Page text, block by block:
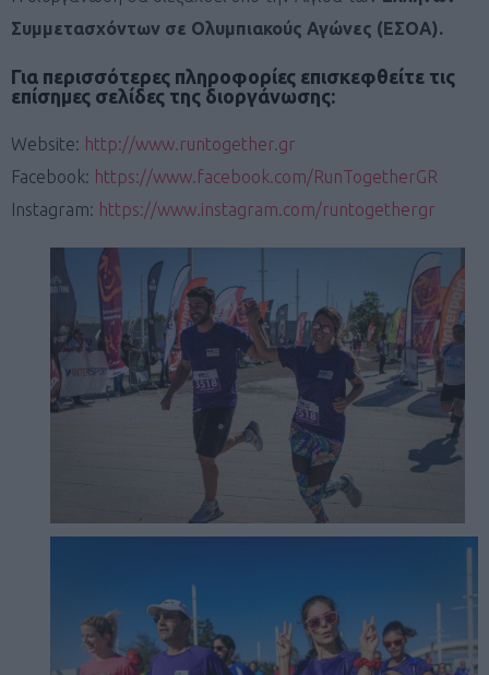
Συμμετασχόντων σε Ολυμπιακούς Αγώνες (ΕΣΟΑ).
Για περισσότερες πληροφορίες επισκεφθείτε τις
επίσημες σελίδες της διοργάνωσης:
Website: http://www.runtogether.gr
Facebook: https://www.facebook.com/RunTogetherGR
Instagram: https://www.instagram.com/runtogethergr